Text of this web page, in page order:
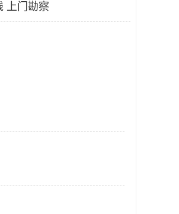
上门勘察